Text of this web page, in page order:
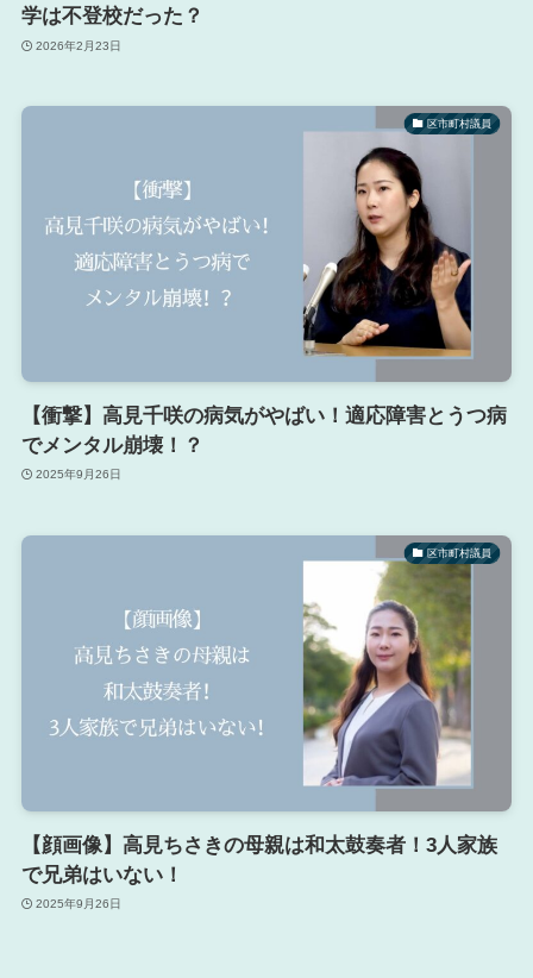
学は不登校だった？
2026年2月23日
区市町村議員
【衝撃】高見千咲の病気がやばい！適応障害とうつ病
でメンタル崩壊！？
2025年9月26日
区市町村議員
【顔画像】高見ちさきの母親は和太鼓奏者！3人家族
で兄弟はいない！
2025年9月26日